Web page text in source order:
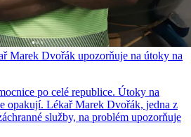
Marek Dvořák upozorňuje na útoky na
po celé republice. Útoky na
opakují. Lékař Marek Dvořák, jedna z
služby, na problém upozorňuje